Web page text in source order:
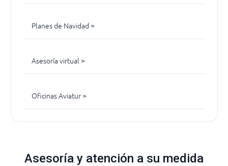
Planes de Navidad >
Asesoría virtual >
Oficinas Aviatur >
Asesoría y atención a su medida